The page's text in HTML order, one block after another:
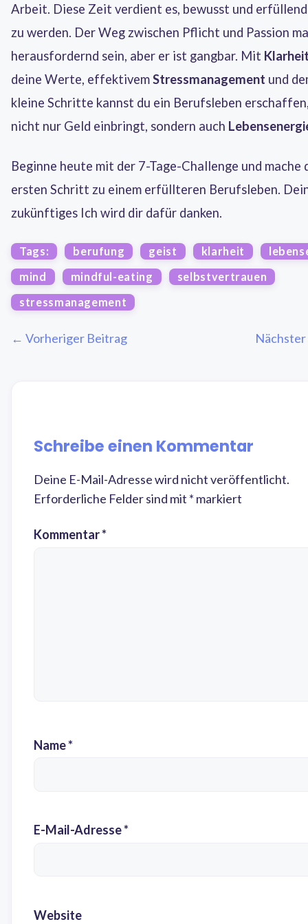
Arbeit. Diese Zeit verdient es, bewusst und
zu werden. Der Weg zwischen Pflicht und Passion
herausfordernd sein, aber er ist gangbar. Mit
deine Werte, effektivemStressmanagement und
kleine Schritte kannst du ein Berufsleben
nicht nur Geld einbringt, sondern auch
Beginne heute mit der 7-Tage-Challenge und mache
ersten Schritt zu einem erfüllteren Berufsleben.
zukünftiges Ich wird dir dafür danken.
Tags: berufung geist klarheit
mind
mindful-eating
selbstvertrauen
stressmanagement
← Vorheriger Beitrag
Schreibe einen Kommentar
Deine E-Mail-Adresse wird nicht veröffentlicht.
Erforderliche Felder sind mit * markiert
Kommentar*
Name*
E-Mail-Adresse*
Website